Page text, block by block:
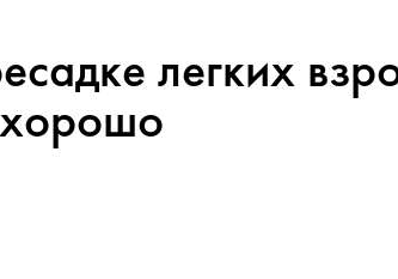
легких